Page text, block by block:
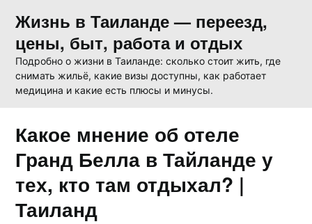
content
Жизнь в Таиланде — переезд,
цены, быт, работа и отдых
Подробно о жизни в Таиланде: сколько стоит жить, где
снимать жильё, какие визы доступны, как работает
медицина и какие есть плюсы и минусы.
Какое мнение об отеле
Гранд Белла в Тайланде у
тех, кто там отдыхал? |
Таиланд